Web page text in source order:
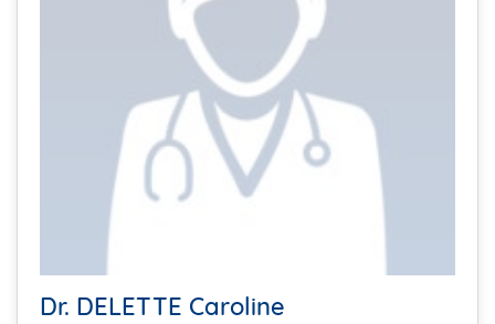
Dr. DELETTE Caroline